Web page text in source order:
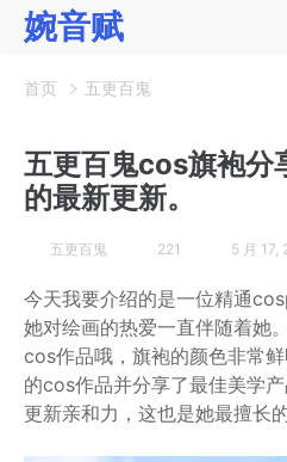
婉音赋
首页 五更百鬼
五更百鬼cos旗袍分
的最新更新。
五更百鬼 221 5 月 17,
今天我要介绍的是一位精通
她对绘画的热爱一直伴随着她
cos作品哦，旗袍的颜色非常
的cos作品并分享了最佳美学
更新亲和力，这也是她最擅长的